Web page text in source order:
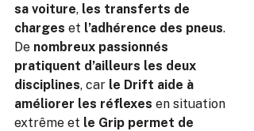
sa voiture, les transferts de
charges et l’adhérence des pneus.
De nombreux passionnés
pratiquent d’ailleurs les deux
disciplines, car le Drift aide à
améliorer les réflexes en situation
extrême et le Grip permet de